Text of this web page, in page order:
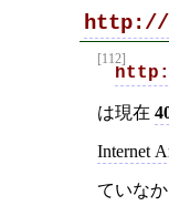
http://
[112]
は現在
Internet
ていな